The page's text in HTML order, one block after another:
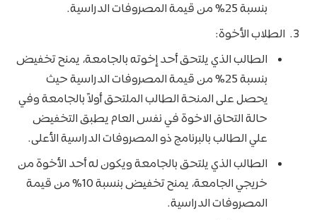
بنسبة 25% من قيمة المصروفات الدراسية.
الطلاب الأخوة:
الطالب الذي يلتحق أحد إخوته بالجامعة، يمنح تخفيض
بنسبة 25% من قيمة المصروفات الدراسية حيث
يحصل على المنحة الطالب الملتحق أولاً بالجامعة وفي
حالة التحاق الاخوة في نفس العام يطبق التخفيض
علي الطالب بالبرنامج ذو المصروفات الدراسية الأعلى.
الطالب الذي يلتحق بالجامعة ويكون له أحد الأخوة من
خريجي الجامعة، يمنح تخفيض بنسبة 10% من قيمة
المصروفات الدراسية.